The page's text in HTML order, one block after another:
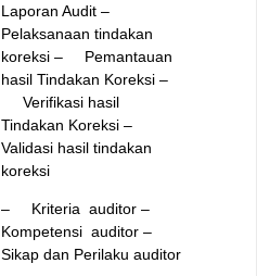
Laporan Audit –
Pelaksanaan tindakan
koreksi – Pemantauan
hasil Tindakan Koreksi –
Verifikasi hasil
Tindakan Koreksi –
Validasi hasil tindakan
koreksi
– Kriteria auditor –
Kompetensi auditor –
Sikap dan Perilaku auditor